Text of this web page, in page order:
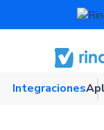
Integraciones